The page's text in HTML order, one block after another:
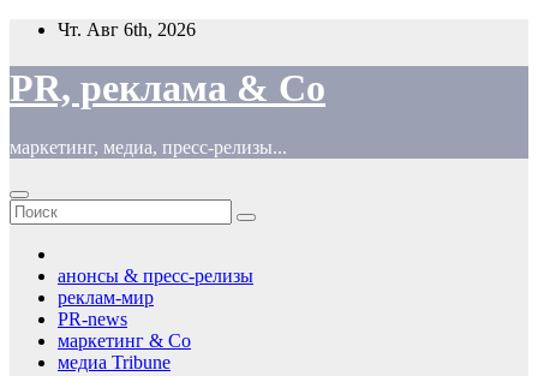
Перейти
содержимому
Чт. Авг 6th, 2026
PR, реклама & Co
маркетинг, медиа, пресс-релизы...
анонсы & пресс-релизы
реклам-мир
PR-news
маркетинг & Co
медиа Tribune